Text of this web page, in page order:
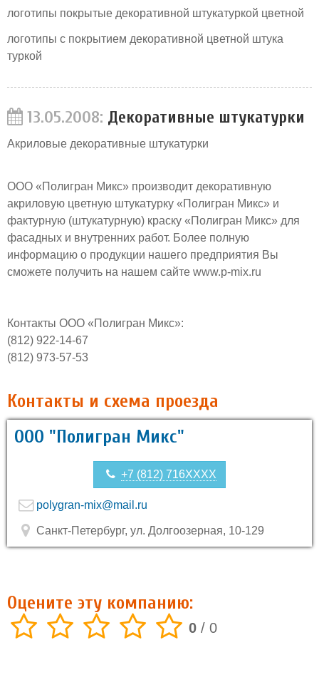
логотипы покрытые декоративной штукатуркой цветной
логотипы с покрытием декоративной цветной штука
туркой
13.05.2008: Декоративные штукатурки
Акриловые декоративные штукатурки
ООО «Полигран Микс» производит декоративную
акриловую цветную штукатурку «Полигран Микс» и
фактурную (штукатурную) краску «Полигран Микс» для
фасадных и внутренних работ. Более полную
информацию о продукции нашего предприятия Вы
сможете получить на нашем сайте www.p-mix.ru
Контакты ООО «Полигран Микс»:
(812) 922-14-67
(812) 973-57-53
Контакты и схема проезда
ООО "Полигран Микс"
+7 (812) 716XXXX
polygran-mix@mail.ru
Санкт-Петербург, ул. Долгоозерная, 10-129
Оцените эту компанию:
0 / 0